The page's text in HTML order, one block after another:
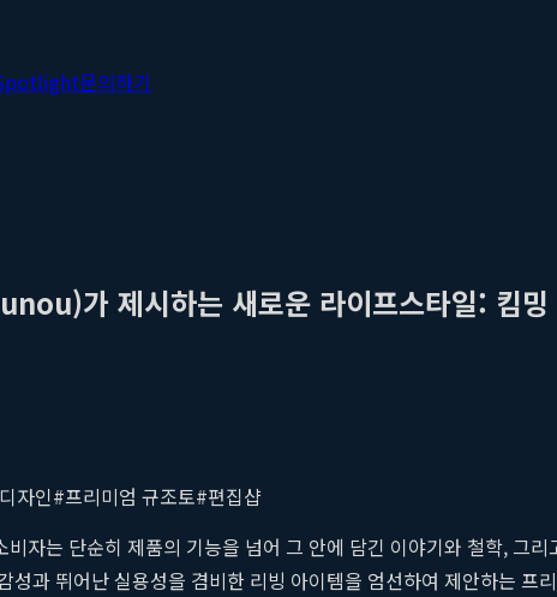
문의하기
가 제시하는 새로운 라이프스타일: 킴
자인#프리미엄 규조토#편집샵
자는 단순히 제품의 기능을 넘어 그 안에 담긴 이야기와 철학, 그
성과 뛰어난 실용성을 겸비한 리빙 아이템을 엄선하여 제안하는